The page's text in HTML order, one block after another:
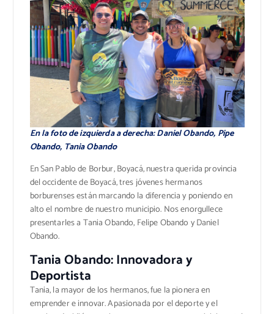
En la foto de izquierda a derecha: Daniel Obando, Pipe
Obando, Tania Obando
En San Pablo de Borbur, Boyacá, nuestra querida provincia
del occidente de Boyacá, tres jóvenes hermanos
borburenses están marcando la diferencia y poniendo en
alto el nombre de nuestro municipio. Nos enorgullece
presentarles a Tania Obando, Felipe Obando y Daniel
Obando.
Tania Obando: Innovadora y
Deportista
Tania, la mayor de los hermanos, fue la pionera en
emprender e innovar. Apasionada por el deporte y el